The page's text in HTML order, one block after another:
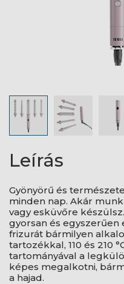
Leírás
Gyönyörű és
minden nap. Akár
vagy esküvőre
gyorsan és
frizurát bármilyen
tartozékkal, 110 és 210
tartományával a
képes megalkotni,
a hajad.